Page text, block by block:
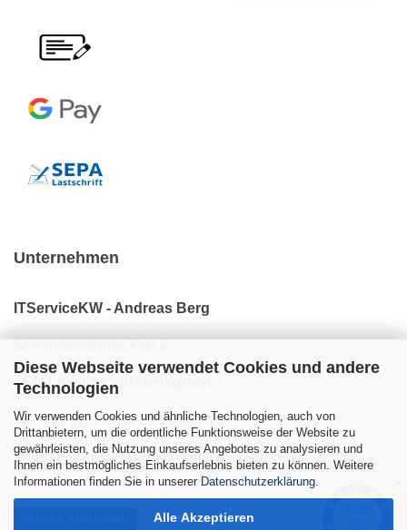
Diese Webseite verwendet Cookies und andere
Technologien
Wir verwenden Cookies und ähnliche Technologien, auch von
Drittanbietern, um die ordentliche Funktionsweise der Website zu
gewährleisten, die Nutzung unseres Angebotes zu analysieren und
Ihnen ein bestmögliches Einkaufserlebnis bieten zu können. Weitere
Informationen finden Sie in unserer Datenschutzerklärung
Alle Akzeptieren
Unternehmen
ITServiceKW - Andreas Berg
15711 Königs Wusterhausen
Tel: +49 (0) 176 34 24 10 44
E-Mail: post@itservicekw.store